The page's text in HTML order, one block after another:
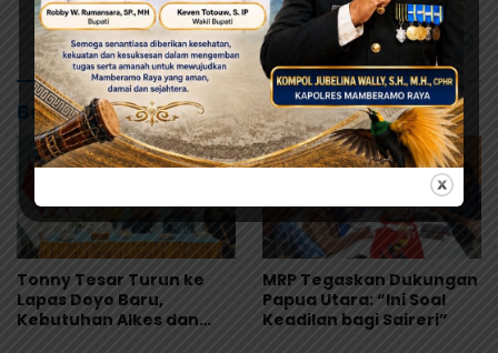
Baca Juga
Tonny Tesar Turun ke
Lapas Doyo Baru,
Kebutuhan Alkes dan
MRP Tegaskan Dukungan
Papua Utara: “Ini Soal
Keadilan bagi Saireri”